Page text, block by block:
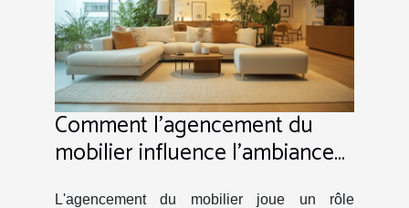
Comment l'agencement du
mobilier influence l'ambiance
L'agencement du mobilier joue un rôle